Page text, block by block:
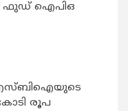
ഫുഡ് ഐപിഒ
എസ്ബിഐയുടെ
രൂപ